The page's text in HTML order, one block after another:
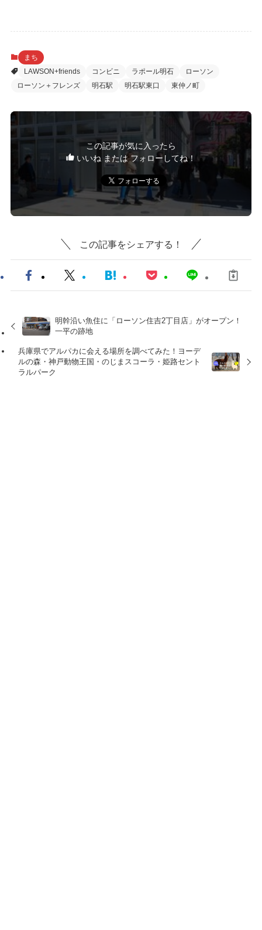
まち
LAWSON+friends
コンビニ ラポール明石
ローソン
ローソン＋フレンズ
明石駅 明石駅東口 東仲ノ町
この記事が気に入ったら
いいね または フォローしてね！
この記事をシェアする！
明幹沿い魚住に「ローソン住吉2丁目店」がオープン！
一平の跡地
兵庫県でアルパカに会える場所を調べてみた！ヨーデ
ルの森・神戸動物王国・のじまスコーラ・姫路セント
ラルパーク